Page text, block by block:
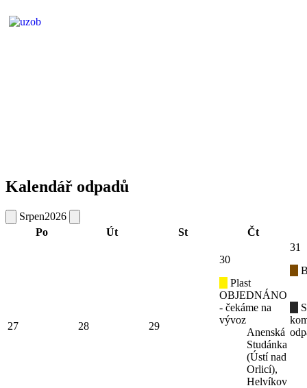
Kalendář odpadů
Srpen2026
Po
Út St Čt
27 28 29
30
Plast
OBJEDNÁNO
- čekáme na
vývoz
Anenská
Studánka
(Ústí nad
Orlicí),
Helvíkov
31